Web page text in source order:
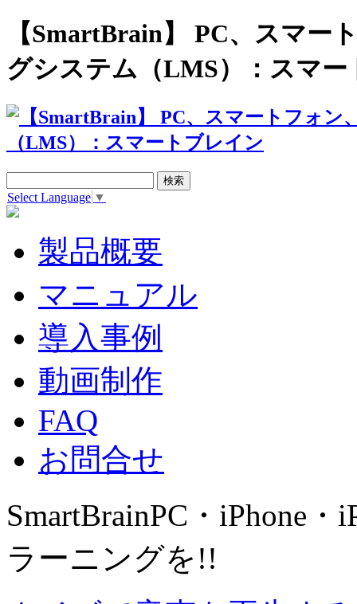
【SmartBrain】 PC、スマー
グシステム（LMS）：スマー
Select Language ▼
製品概要
マニュアル
導入事例
動画制作
FAQ
お問合せ
SmartBrainPC・iPhone・
ラーニングを!!